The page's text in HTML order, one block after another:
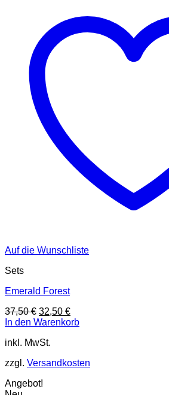
Auf die Wunschliste
Sets
Emerald Forest
37,50€ Ursprünglicher
Preis
37,50 €
32,50 €Aktueller
Preis
In den Warenkorb
inkl. MwSt.
zzgl. Versandkosten
Angebot!